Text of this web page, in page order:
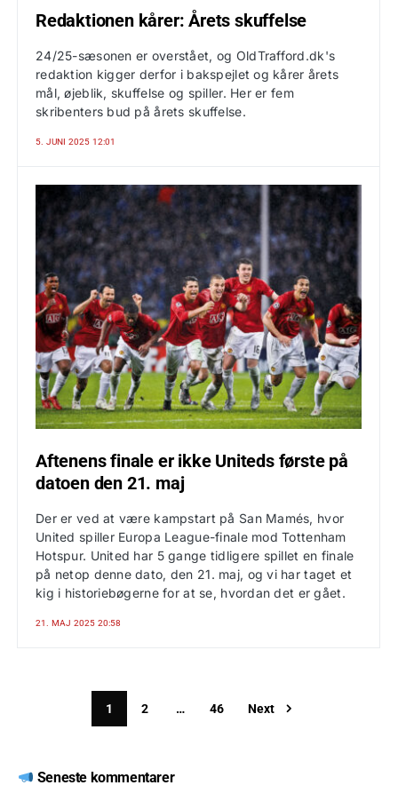
Redaktionen kårer: Årets skuffelse
24/25-sæsonen er overstået, og OldTrafford.dk's
redaktion kigger derfor i bakspejlet og kårer årets
mål, øjeblik, skuffelse og spiller. Her er fem
skribenters bud på årets skuffelse.
5. JUNI 2025 12:01
Aftenens finale er ikke Uniteds første på
datoen den 21. maj
Der er ved at være kampstart på San Mamés, hvor
United spiller Europa League-finale mod Tottenham
Hotspur. United har 5 gange tidligere spillet en finale
på netop denne dato, den 21. maj, og vi har taget et
kig i historiebøgerne for at se, hvordan det er gået.
21. MAJ 2025 20:58
1 2 … 46 Next
Seneste kommentarer